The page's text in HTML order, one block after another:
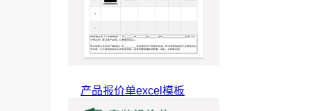
产品报价单excel模板